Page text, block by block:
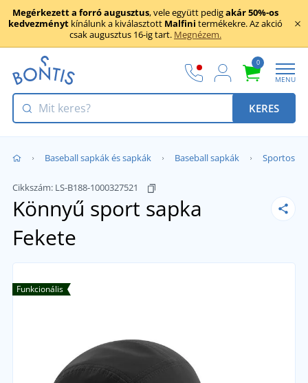
Megérkezett a forró augusztus, vele együtt pedigakár 50%-os
kedvezményt kínálunk a kiválasztott Malfini termékekre. Az akció
csak augusztus 16-ig tart. Megnézem.
0
MENU
KERES
Baseball sapkák és sapkák Baseball sapkák Sportos
Cikkszám: LS-B188-1000327521
Könnyű sport sapka
Fekete
Funkcionális